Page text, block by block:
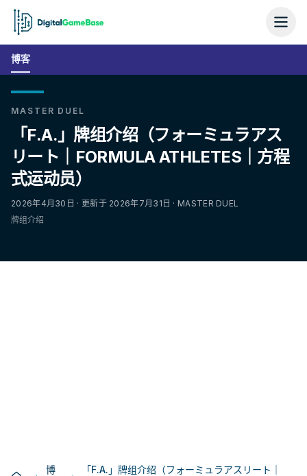
博客
MASTER DUEL
「F.A.」牌组介绍（フォーミュラアス
リート｜FORMULA ATHLETES｜方程
式运动员）
2026年4月30日 · 更新于 2026年7月31日 · MASTER DUEL
牌组介绍
博
「F.A.」牌组介绍（フォーミュラアスリート｜